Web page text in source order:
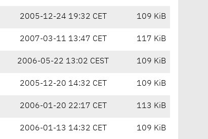
2005-12-24 19:32 CET 109 KiB
2007-03-11 13:47 CET 117 KiB
2006-05-22 13:02 CEST 109 KiB
2005-12-20 14:32 CET 109 KiB
2006-01-20 22:17 CET 113 KiB
2006-01-13 14:32 CET 109 KiB